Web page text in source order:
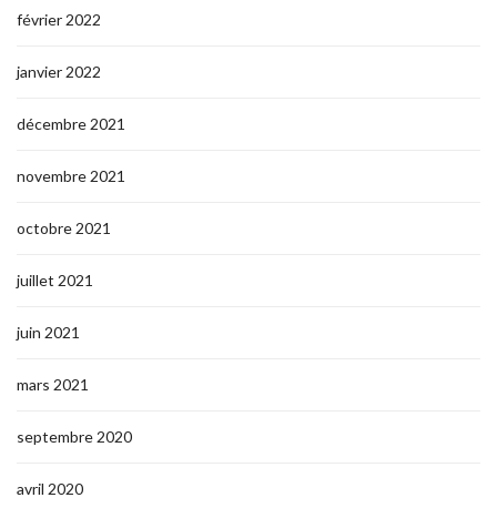
février 2022
janvier 2022
décembre 2021
novembre 2021
octobre 2021
juillet 2021
juin 2021
mars 2021
septembre 2020
avril 2020